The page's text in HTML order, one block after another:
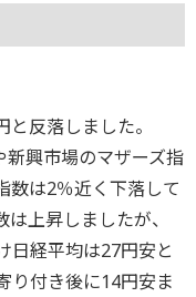
反落しました。
新興市場のマザーズ指
数は2％近く下落して
上昇しましたが、
日経平均は27円安と
り付き後に14円安ま